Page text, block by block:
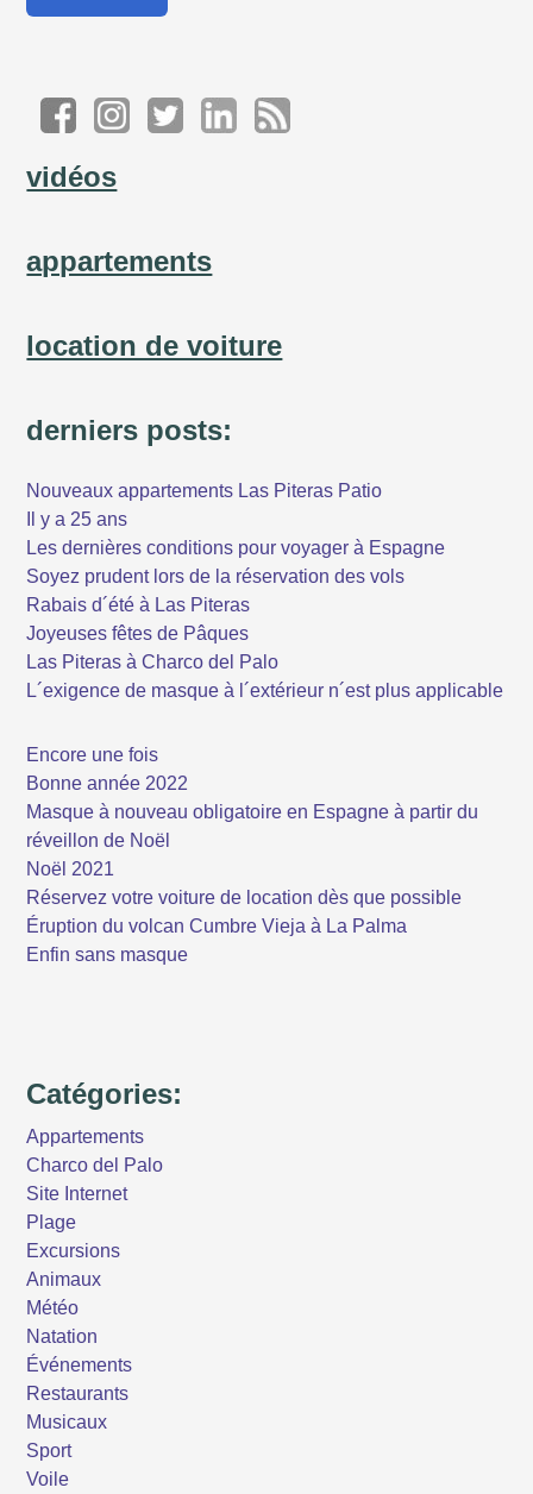
vidéos
appartements
location de voiture
derniers posts:
Nouveaux appartements Las Piteras Patio
Il y a 25 ans
Les dernières conditions pour voyager à Espagne
Soyez prudent lors de la réservation des vols
Rabais d´été à Las Piteras
Joyeuses fêtes de Pâques
Las Piteras à Charco del Palo
L´exigence de masque à l´extérieur n´est plus applicable
Encore une fois
Bonne année 2022
Masque à nouveau obligatoire en Espagne à partir du
réveillon de Noël
Noël 2021
Réservez votre voiture de location dès que possible
Éruption du volcan Cumbre Vieja à La Palma
Enfin sans masque
Catégories:
Appartements
Charco del Palo
Site Internet
Plage
Excursions
Animaux
Météo
Natation
Événements
Restaurants
Musicaux
Sport
Voile